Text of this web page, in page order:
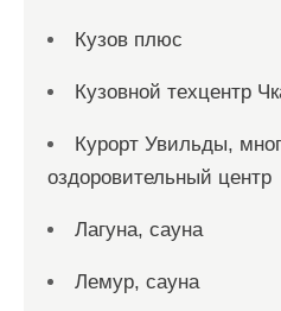
Кузов плюс
Кузовной техцентр
Курорт Увильды,
оздоровительный центр
Лагуна, сауна
Лемур, сауна